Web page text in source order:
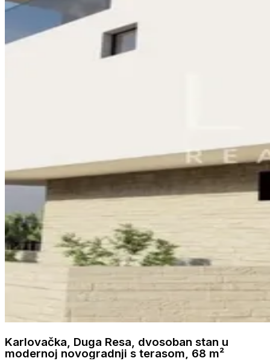
Karlovačka, Duga Resa, dvosoban stan u
modernoj novogradnji s terasom, 68 m²